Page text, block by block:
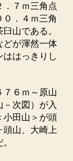
．７ｍ三角点
．４ｍ三角
山である。
どが渾然一体
はっきりし
６ｍ～原山
次図）が入
小田山＞が頭
頭山、大崎上